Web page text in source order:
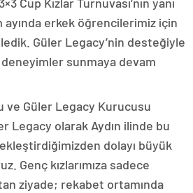
ayında erkek öğrencilerimiz için
Güler Legacy’nin desteğiyle
sunmaya devam
ve Güler Legacy Kurucusu
Legacy olarak Aydın ilinde bu
dolayı büyük
Genç kızlarımıza sadece
ziyade; rekabet ortamında